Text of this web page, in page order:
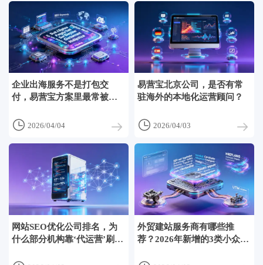
企业出海服务不是打包交
付，易营宝方案里最常被忽
 2026/04/04
易营宝北京公司，是否有常
驻海外的本地化运营顾问？
 2026/04/03
网站SEO优化公司排名，为
什么部分机构靠‘代运营’刷出
外贸建站服务商有哪些推
荐？2026年新增的3类小众但